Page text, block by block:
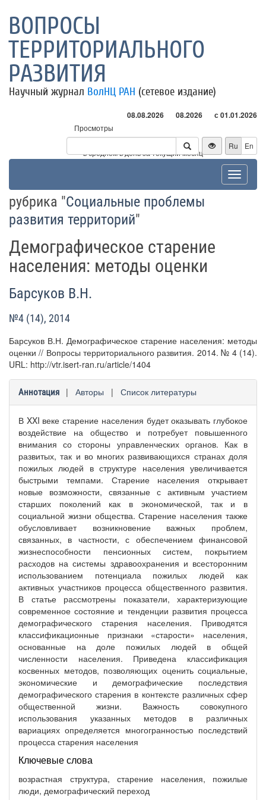
ВОПРОСЫ
ТЕРРИТОРИАЛЬНОГО
РАЗВИТИЯ
Научный журнал ВолНЦ РАН (сетевое издание)
08.08.2026 08.2026 с 01.01.2026
Просмотры
Посетители
* - в среднем в день за текущий месяц
Ru En
Toggle
рубрика "Социальные проблемы
развития территорий"
Демографическое старение
населения: методы оценки
Барсуков В.Н.
№4 (14), 2014
Барсуков В.Н. Демографическое старение населения: методы
оценки // Вопросы территориального развития. 2014. № 4 (14).
URL: http://vtr.isert-ran.ru/article/1404
Аннотация | Авторы | Список литературы
В XXI веке старение населения будет оказывать глубокое
воздействие на общество и потребует повышенного
внимания со стороны управленческих органов. Как в
развитых, так и во многих развивающихся странах доля
пожилых людей в структуре населения увеличивается
быстрыми темпами. Старение населения открывает
новые возможности, связанные с активным участием
старших поколений как в экономической, так и в
социальной жизни общества. Старение населения также
обусловливает возникновение важных проблем,
связанных, в частности, с обеспечением финансовой
жизнеспособности пенсионных систем, покрытием
расходов на системы здравоохранения и всесторонним
использованием потенциала пожилых людей как
активных участников процесса общественного развития.
В статье рассмотрены показатели, характеризующие
современное состояние и тенденции развития процесса
демографического старения населения. Приводятся
классификационные признаки «старости» населения,
основанные на доле пожилых людей в общей
численности населения. Приведена классификация
косвенных методов, позволяющих оценить социальные,
экономические и демографические последствия
демографического старения в контексте различных сфер
общественной жизни. Важность совокупного
использования указанных методов в различных
вариациях определяется многогранностью последствий
процесса старения населения
Ключевые слова
возрастная структура, старение населения, пожилые
люди, демографический переход